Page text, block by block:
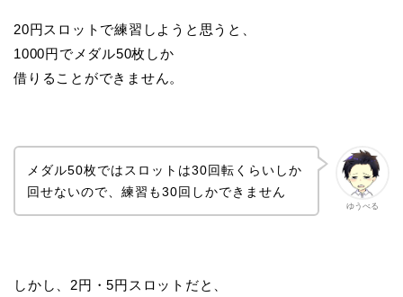
20円スロットで練習しようと思うと、
1000円でメダル50枚しか
借りることができません。
ゆうべる
メダル50枚ではスロットは30回転くらいしか
回せないので、練習も30回しかできません
しかし、2円・5円スロットだと、